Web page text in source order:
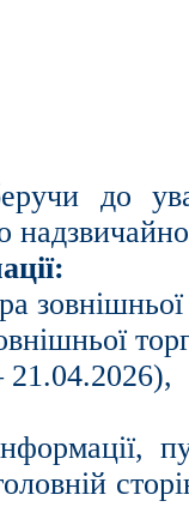
до
21.04.2026),